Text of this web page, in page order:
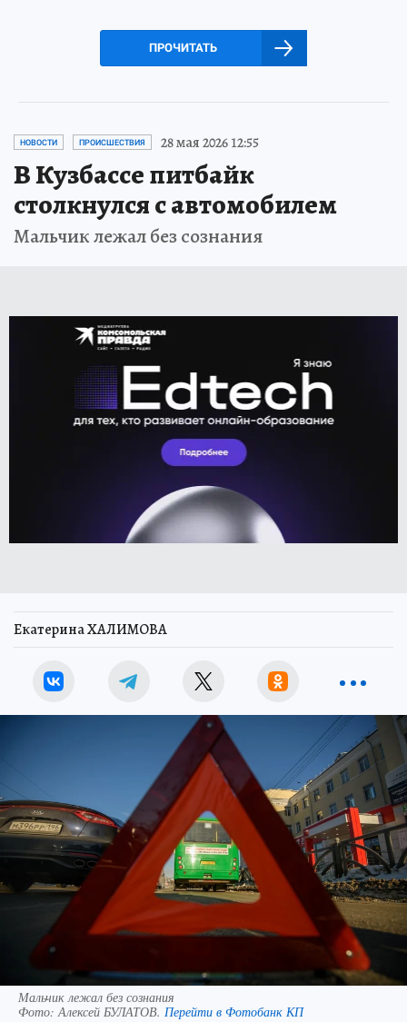
ПРОЧИТАТЬ
НОВОСТИ ПРОИСШЕСТВИЯ 28 мая 2026 12:55
В Кузбассе питбайк
столкнулся с автомобилем
Мальчик лежал без сознания
Екатерина ХАЛИМОВА
Мальчик лежал без сознания
Фото:Алексей БУЛАТОВ. Перейти в Фотобанк КП